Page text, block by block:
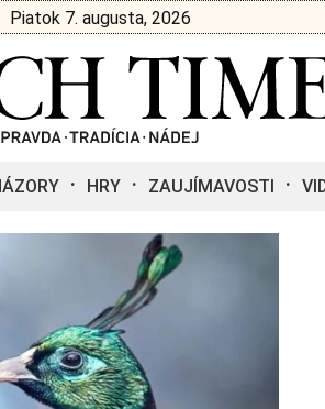
Piatok 7. augusta, 2026
HRY ZAUJÍMAVOSTI